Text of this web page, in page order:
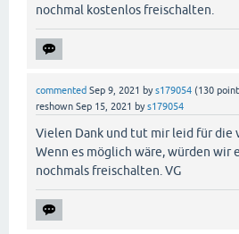
nochmal kostenlos freischalten.
commented Sep 9, 2021 bys179054 (130
reshown Sep 15, 2021 bys179054
Vielen Dank und tut mir leid für die
Wenn es möglich wäre, würden wir
nochmals freischalten. VG